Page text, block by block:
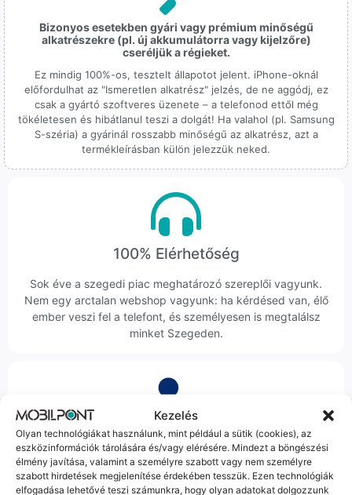
Kezelés
Olyan technológiákat használunk, mint például a sütik (cookies), az
eszközinformációk tárolására és/vagy elérésére. Mindezt a böngészési
élmény javítása, valamint a személyre szabott vagy nem személyre
szabott hirdetések megjelenítése érdekében tesszük. Ezen technológiák
elfogadása lehetővé teszi számunkra, hogy olyan adatokat dolgozzunk
Bizonyos esetekben gyári vagy prémium minőségű
alkatrészekre (pl. új akkumulátorra vagy kijelzőre)
cseréljük a régieket.
Ez mindig 100%-os, tesztelt állapotot jelent. iPhone-oknál
előfordulhat az "Ismeretlen alkatrész" jelzés, de ne aggódj, ez
csak a gyártó szoftveres üzenete – a telefonod ettől még
tökéletesen és hibátlanul teszi a dolgát! Ha valahol (pl. Samsung
S-széria) a gyárinál rosszabb minőségű az alkatrész, azt a
termékleírásban külön jelezzük neked.
100% Elérhetőség
Sok éve a szegedi piac meghatározó szereplői vagyunk.
Nem egy arctalan webshop vagyunk: ha kérdésed van, élő
ember veszi fel a telefont, és személyesen is megtalálsz
minket Szegeden.
Korrekt Ügyintézés
Hibázni emberi dolog, de a felelősségvállalás nálunk alap.
Ha ritkán előfordul egy hiba, nem kifogásokat keresünk,